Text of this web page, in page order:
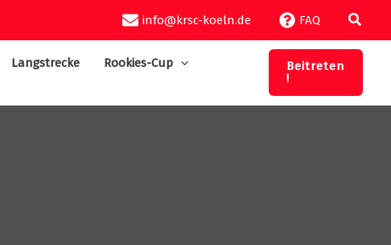
info@krsc-koeln.de FAQ
Langstrecke
Rookies-Cup
Beitreten
!